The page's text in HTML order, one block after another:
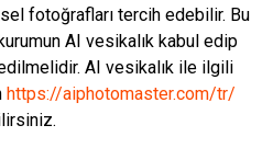
fotoğrafları tercih edebilir. Bu
AI vesikalık kabul edip
AI vesikalık ile ilgili
https://aiphotomaster.com/tr/